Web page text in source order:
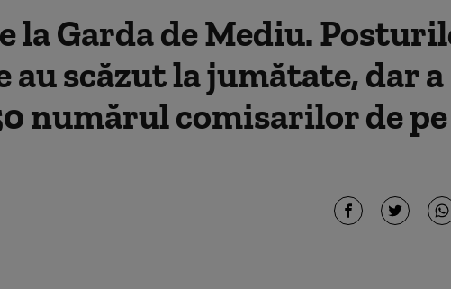
la Garda de Mediu.
au scăzut la jumătate, dar a
numărul comisarilor de pe